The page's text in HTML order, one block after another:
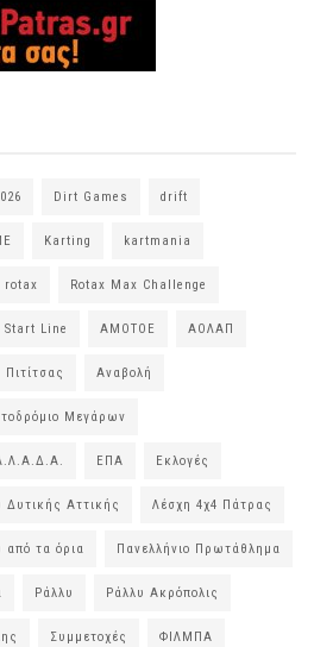
Dirt Games drift
Karting kartmania
rotax Rotax Max Challenge
Start Line ΑΜΟΤΟΕ ΑΟΛΑΠ
Αναβολή
Μεγάρων
ΕΠΑ Εκλογές
Δυτικής Αττικής Λέσχη 4χ4 Πάτρας
από τα όρια Πανελλήνιο Πρωτάθλημα
Ράλλυ Ράλλυ Ακρόπολις
Συμμετοχές ΦΙΛΜΠΑ